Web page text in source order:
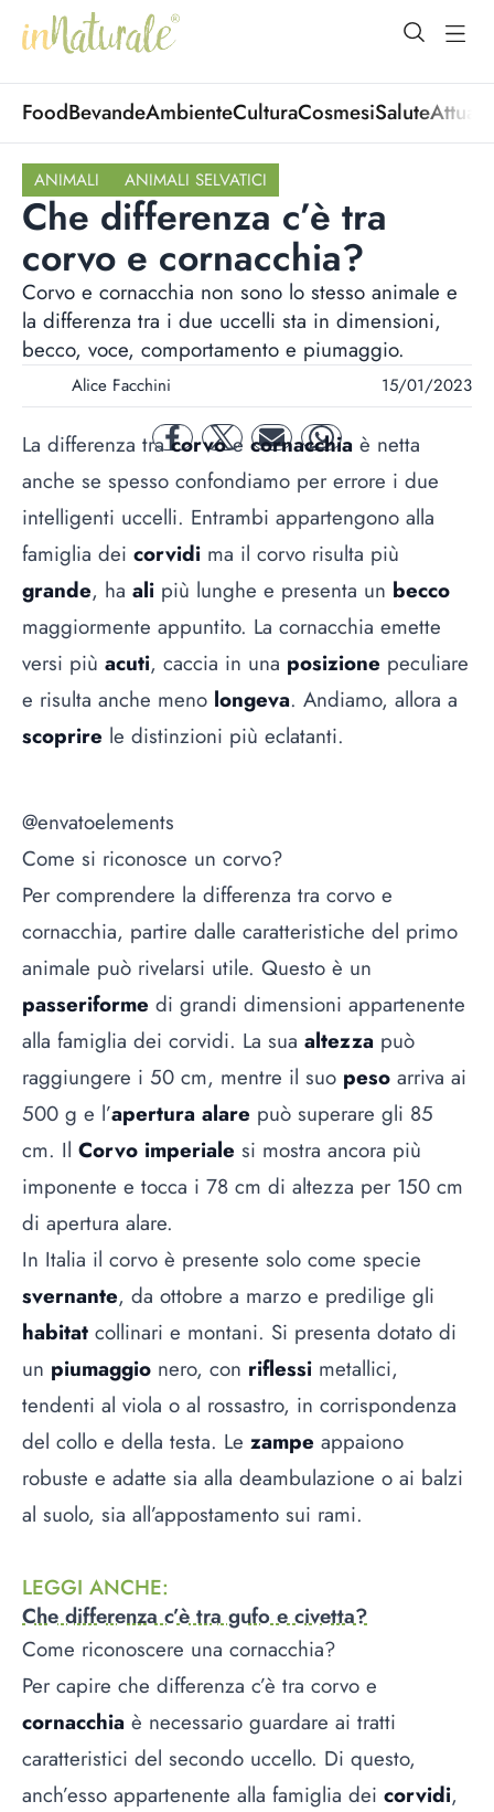
open
FoodBevandeAmbienteCulturaCosmesiSalute
ANIMALI ANIMALI SELVATICI
Che differenza c’è tra
corvo e cornacchia?
Corvo e cornacchia non sono lo stesso animale e
la differenza tra i due uccelli sta in dimensioni,
becco, voce, comportamento e piumaggio.
Alice Facchini 15/01/2023
facebooktwitter mail whatsapp
La differenza tracorvoe cornacchia è netta
anche se spesso confondiamo per errore i due
intelligenti uccelli. Entrambi appartengono alla
famiglia dei corvidi ma il corvo risulta più
grande, ha ali più lunghe e presenta un becco
maggiormente appuntito. La cornacchia emette
versi più acuti, caccia in una posizione peculiare
e risulta anche meno longeva. Andiamo, allora a
scoprire le distinzioni più eclatanti.
@envatoelements
Come si riconosce un corvo?
Per comprendere la differenza tra corvo e
cornacchia, partire dalle caratteristiche del primo
animale può rivelarsi utile. Questo è un
passeriforme di grandi dimensioni appartenente
alla famiglia dei corvidi. La sua altezza può
raggiungere i 50 cm, mentre il suo peso arriva ai
500 g e l’apertura alare può superare gli 85
cm. Il Corvo imperiale si mostra ancora più
imponente e tocca i 78 cm di altezza per 150 cm
di apertura alare.
In Italia il corvo è presente solo come specie
svernante, da ottobre a marzo e predilige gli
habitat collinari e montani. Si presenta dotato di
un piumaggio nero, con riflessi metallici,
tendenti al viola o al rossastro, in corrispondenza
del collo e della testa. Le zampe appaiono
robuste e adatte sia alla deambulazione o ai balzi
al suolo, sia all’appostamento sui rami.
LEGGI ANCHE:
Che differenza c’è tra gufo e civetta?
Come riconoscere una cornacchia?
Per capire che differenza c’è tra corvo e
cornacchia è necessario guardare ai tratti
caratteristici del secondo uccello. Di questo,
anch’esso appartenente alla famiglia dei corvidi,